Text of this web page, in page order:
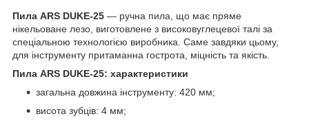
Пила ARS DUKE-25 — ручна пила, що має пряме
нікельоване лезо, виготовлене з високовуглецевої талі за
спеціальною технологією виробника. Саме завдяки цьому,
для інструменту притаманна гострота, міцність та якість.
Пила ARS DUKE-25: характеристики
загальна довжина інструменту: 420 мм;
висота зубців: 4 мм;